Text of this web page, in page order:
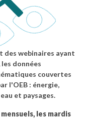
des webinaires ayant
données
couvertes
l'OEB : énergie,
et paysages.
les mardis